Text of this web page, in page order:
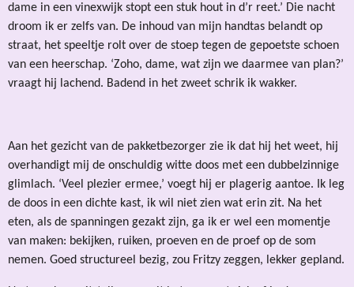
dame in een vinexwijk stopt een stuk hout in d’r reet.’ Die nacht
droom ik er zelfs van. De inhoud van mijn handtas belandt op
straat, het speeltje rolt over de stoep tegen de gepoetste schoen
van een heerschap. ‘Zoho, dame, wat zijn we daarmee van plan?’
vraagt hij lachend. Badend in het zweet schrik ik wakker.
Aan het gezicht van de pakketbezorger zie ik dat hij het weet, hij
overhandigt mij de onschuldig witte doos met een dubbelzinnige
glimlach. ‘Veel plezier ermee,’ voegt hij er plagerig aantoe. Ik leg
de doos in een dichte kast, ik wil niet zien wat erin zit. Na het
eten, als de spanningen gezakt zijn, ga ik er wel een momentje
van maken: bekijken, ruiken, proeven en de proef op de som
nemen. Goed structureel bezig, zou Fritzy zeggen, lekker gepland.